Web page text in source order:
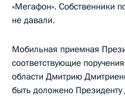
«Мегафон». Собственники
не давали.
Мобильная приемная
соответствующие
области Дмитрию
быть доложено